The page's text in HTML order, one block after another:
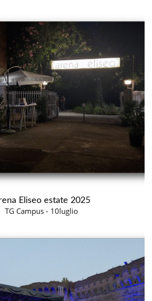
Eliseo estate 2025
TG Campus - 10luglio